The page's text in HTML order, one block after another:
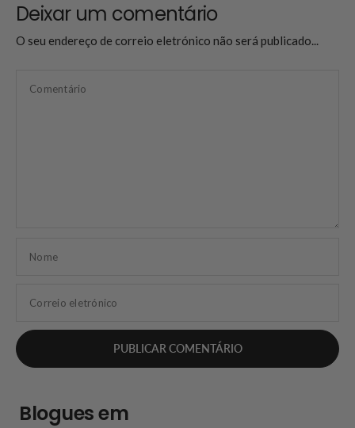
Deixar um comentário
O seu endereço de correio eletrónico não será publicado...
Comentário
Nome
Correio eletrónico
Blogues em